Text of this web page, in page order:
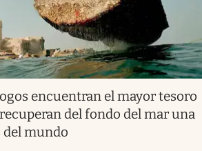
encuentran el mayor tesoro
del fondo del mar una
del mundo